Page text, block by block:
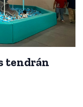
tendrán